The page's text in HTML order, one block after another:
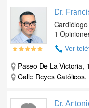
Dr.
Cardiólogo
1
Ver
Paseo De La Victoria,
Calle Reyes
Dr.